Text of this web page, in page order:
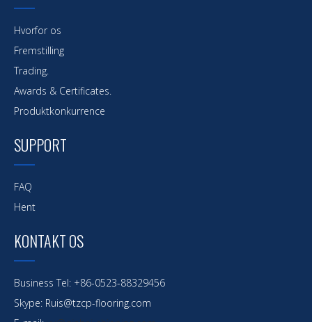
Hvorfor os
Fremstilling
Trading.
Awards & Certificates.
Produktkonkurrence
SUPPORT
FAQ
Hent
KONTAKT OS
Business Tel: +86-0523-88329456
Skype: Ruis@tzcp-flooring.com